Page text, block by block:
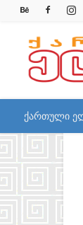
qelite.info
ქართული